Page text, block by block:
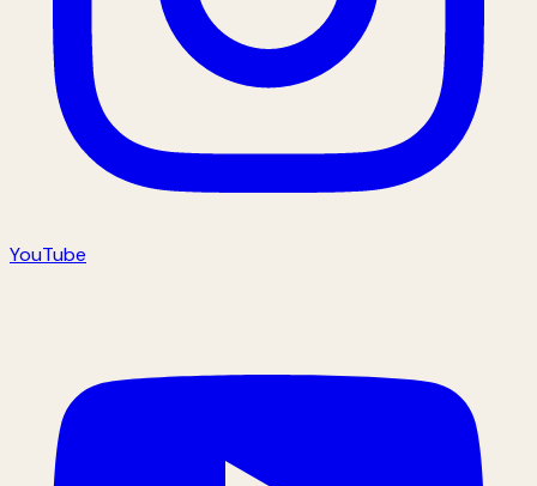
YouTube